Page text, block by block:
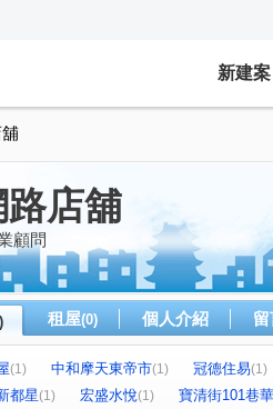
新建案
店舖
顧問
租屋(0) 個人介紹
(1) 中和摩天東帝市(1) 冠德住易(1)
都星(1) 宏盛水悅(1)
寶清街101巷